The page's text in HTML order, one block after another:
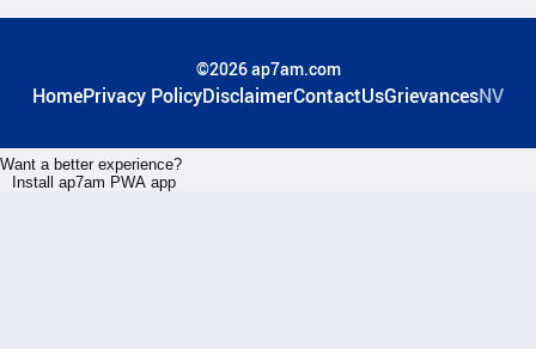
©2026 ap7am.com
HomePrivacy PolicyDisclaimerContactUsGrievancesNV
Want a better experience?
Install ap7am PWA app